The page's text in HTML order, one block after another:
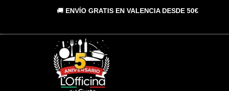
🚚 ENVÍO GRATIS EN VALENCIA DESDE 50€